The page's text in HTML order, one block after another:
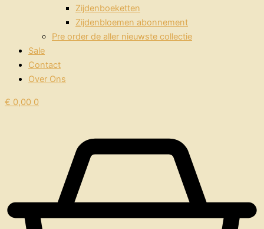
Zijdenboeketten
Zijdenbloemen abonnement
Pre order de aller nieuwste collectie
Sale
Contact
Over Ons
€ 0,00 0